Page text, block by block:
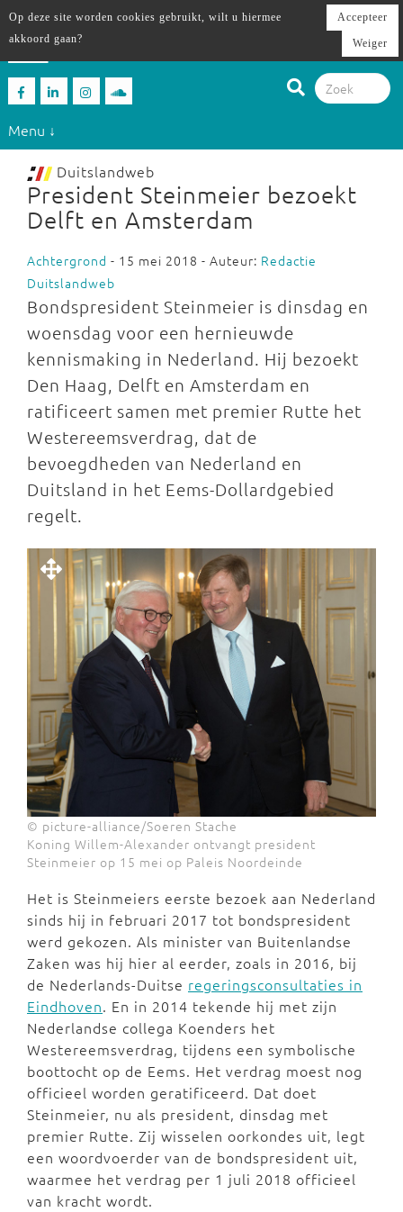
Menu ↓
Duitslandweb
President Steinmeier bezoekt
Delft en Amsterdam
Achtergrond - 15 mei 2018 - Auteur: Redactie
Duitslandweb
Bondspresident Steinmeier is dinsdag en
woensdag voor een hernieuwde
kennismaking in Nederland. Hij bezoekt
Den Haag, Delft en Amsterdam en
ratificeert samen met premier Rutte het
Westereemsverdrag, dat de
bevoegdheden van Nederland en
Duitsland in het Eems-Dollardgebied
regelt.
© picture-alliance/Soeren Stache
Koning Willem-Alexander ontvangt president
Steinmeier op 15 mei op Paleis Noordeinde
Het is Steinmeiers eerste bezoek aan Nederland
sinds hij in februari 2017 tot bondspresident
werd gekozen. Als minister van Buitenlandse
Zaken was hij hier al eerder, zoals in 2016, bij
de Nederlands-Duitse regeringsconsultaties in
Eindhoven. En in 2014 tekende hij met zijn
Nederlandse collega Koenders het
Westereemsverdrag, tijdens een symbolische
boottocht op de Eems. Het verdrag moest nog
officieel worden geratificeerd. Dat doet
Steinmeier, nu als president, dinsdag met
premier Rutte. Zij wisselen oorkondes uit, legt
een woordvoerder van de bondspresident uit,
waarmee het verdrag per 1 juli 2018 officieel
van kracht wordt.
Op deze site worden cookies gebruikt, wilt u hiermee
akkoord gaan?
Accepteer
Weiger